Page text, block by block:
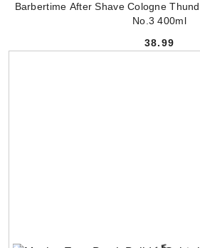
Barbertime After Shave Cologne
No.3 400ml
Cena:
38.99